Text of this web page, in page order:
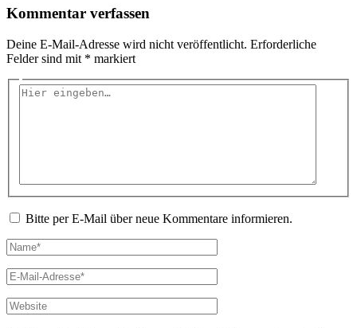
Kommentar verfassen
Deine E-Mail-Adresse wird nicht veröffentlicht. Erforderliche
Felder sind mit * markiert
Hier
Bitte per E-Mail über neue Kommentare informieren.
Name*
E-
Mail-
Adresse*
Website